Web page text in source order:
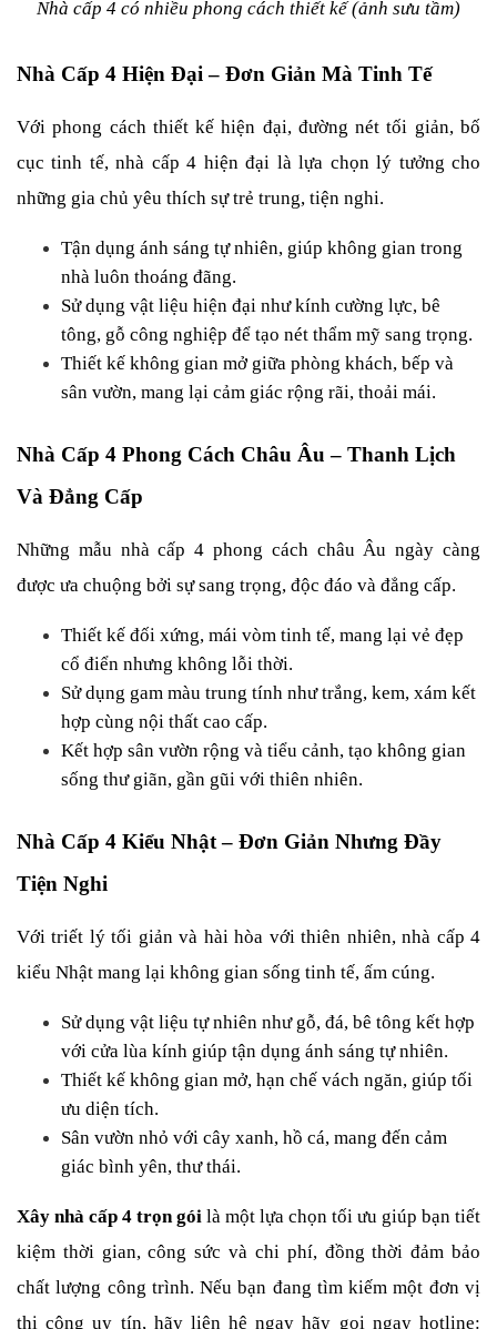
Nhà cấp 4 có nhiều phong cách thiết kế (ảnh sưu tầm)
Nhà Cấp 4 Hiện Đại – Đơn Giản Mà Tinh Tế
Với phong cách thiết kế hiện đại, đường nét tối giản, bố
cục tinh tế, nhà cấp 4 hiện đại là lựa chọn lý tưởng cho
những gia chủ yêu thích sự trẻ trung, tiện nghi.
Tận dụng ánh sáng tự nhiên, giúp không gian trong
nhà luôn thoáng đãng.
Sử dụng vật liệu hiện đại như kính cường lực, bê
tông, gỗ công nghiệp để tạo nét thẩm mỹ sang trọng.
Thiết kế không gian mở giữa phòng khách, bếp và
sân vườn, mang lại cảm giác rộng rãi, thoải mái.
Nhà Cấp 4 Phong Cách Châu Âu – Thanh Lịch
Và Đẳng Cấp
Những mẫu nhà cấp 4 phong cách châu Âu ngày càng
được ưa chuộng bởi sự sang trọng, độc đáo và đẳng cấp.
Thiết kế đối xứng, mái vòm tinh tế, mang lại vẻ đẹp
cổ điển nhưng không lỗi thời.
Sử dụng gam màu trung tính như trắng, kem, xám kết
hợp cùng nội thất cao cấp.
Kết hợp sân vườn rộng và tiểu cảnh, tạo không gian
sống thư giãn, gần gũi với thiên nhiên.
Nhà Cấp 4 Kiểu Nhật – Đơn Giản Nhưng Đầy
Tiện Nghi
Với triết lý tối giản và hài hòa với thiên nhiên, nhà cấp 4
kiểu Nhật mang lại không gian sống tinh tế, ấm cúng.
Sử dụng vật liệu tự nhiên như gỗ, đá, bê tông kết hợp
với cửa lùa kính giúp tận dụng ánh sáng tự nhiên.
Thiết kế không gian mở, hạn chế vách ngăn, giúp tối
ưu diện tích.
Sân vườn nhỏ với cây xanh, hồ cá, mang đến cảm
giác bình yên, thư thái.
Xây nhà cấp 4 trọn gói là một lựa chọn tối ưu giúp bạn tiết
kiệm thời gian, công sức và chi phí, đồng thời đảm bảo
chất lượng công trình. Nếu bạn đang tìm kiếm một đơn vị